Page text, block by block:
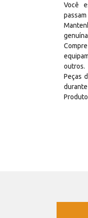
Você
outros.
Peças